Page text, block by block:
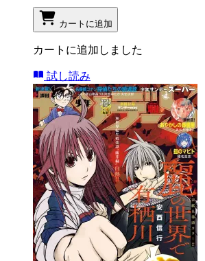
カートに追加
カートに追加しました
試し読み